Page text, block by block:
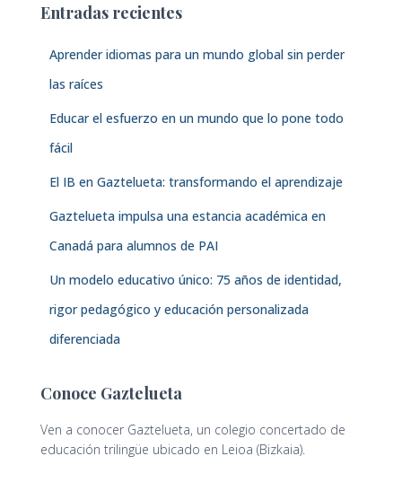
Entradas recientes
Aprender idiomas para un mundo global sin perder
las raíces
Educar el esfuerzo en un mundo que lo pone todo
fácil
El IB en Gaztelueta: transformando el aprendizaje
Gaztelueta impulsa una estancia académica en
Canadá para alumnos de PAI
Un modelo educativo único: 75 años de identidad,
rigor pedagógico y educación personalizada
diferenciada
Conoce Gaztelueta
Ven a conocer Gaztelueta, un colegio concertado de
educación trilingüe ubicado en Leioa (Bizkaia).